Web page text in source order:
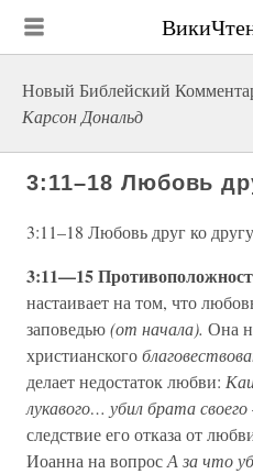
Новый Библейский
Карсон Дональд
3:11–18 Любовь
3:11–18 Любовь друг ко другу
3:11—15
настаивает на том, что
заповедью(от начала). Она
христианского
делает недостаток любви:
лукавого… убил брата своего
следствие его отказа от
Иоанна на вопросА за что